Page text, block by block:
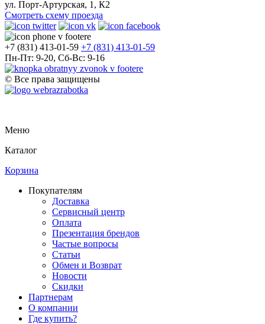
ул. Порт-Артурская, 1, К2
Смотреть схему проезда
+7 (831) 413-01-59 +7 (831) 413-01-59
Пн-Пт: 9-20, Сб-Вс: 9-16
© Все права защищены
Меню
Каталог
Корзина
Покупателям
Доставка
Сервисный центр
Оплата
Презентация брендов
Частые вопросы
Статьи
Обмен и Возврат
Новости
Скидки
Партнерам
О компании
Где купить?